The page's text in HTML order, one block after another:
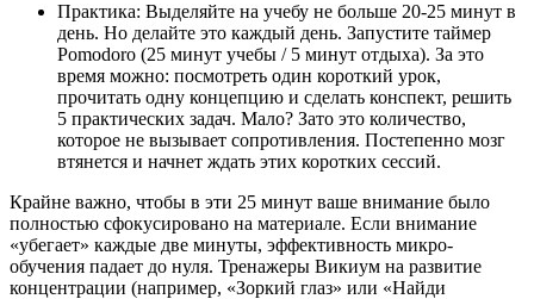
Практика: Выделяйте на учебу не больше 20-25 минут в
день. Но делайте это каждый день. Запустите таймер
Pomodoro (25 минут учебы / 5 минут отдыха). За это
время можно: посмотреть один короткий урок,
прочитать одну концепцию и сделать конспект, решить
5 практических задач. Мало? Зато это количество,
которое не вызывает сопротивления. Постепенно мозг
втянется и начнет ждать этих коротких сессий.
Крайне важно, чтобы в эти 25 минут ваше внимание было
полностью сфокусировано на материале. Если внимание
«убегает» каждые две минуты, эффективность микро-
обучения падает до нуля. Тренажеры Викиум на развитие
концентрации (например, «Зоркий глаз» или «Найди